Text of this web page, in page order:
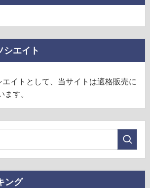
エイト
イトとして、当サイトは適格販売に
ます。
ング